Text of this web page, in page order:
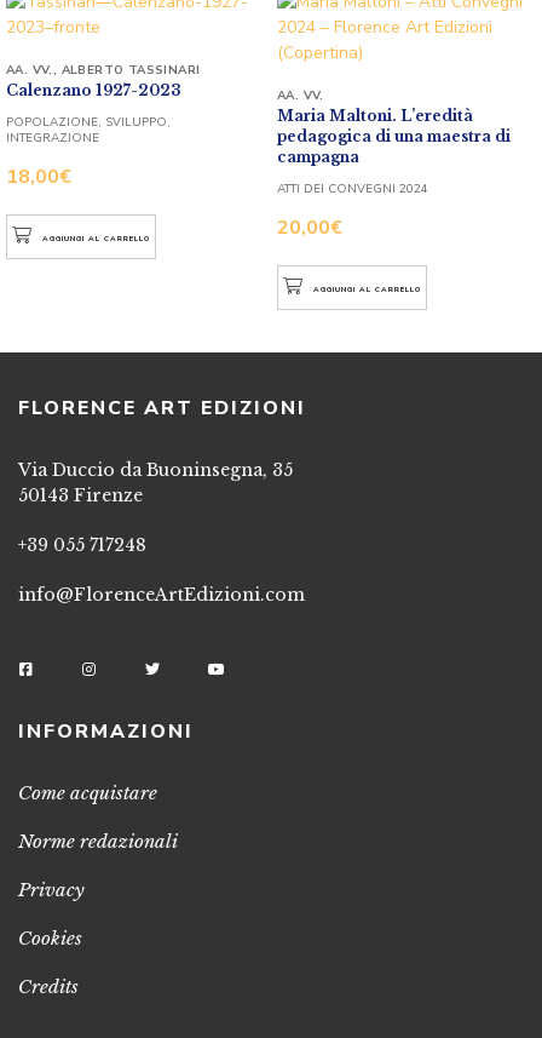
Calenzano 1927-2023
18,00€
AA. VV., ALBERTO TASSINARI
POPOLAZIONE, SVILUPPO,
INTEGRAZIONE
AGGIUNGI AL CARRELLO
Maria Maltoni. L’eredità
pedagogica di una maestra di
campagna
20,00€
AA. VV.
ATTI DEI CONVEGNI 2024
AGGIUNGI AL CARRELLO
FLORENCE ART EDIZIONI
Via Duccio da Buoninsegna, 35
50143 Firenze
+39 055 717248
info@FlorenceArtEdizioni.com
INFORMAZIONI
Come acquistare
Norme redazionali
Privacy
Cookies
Credits